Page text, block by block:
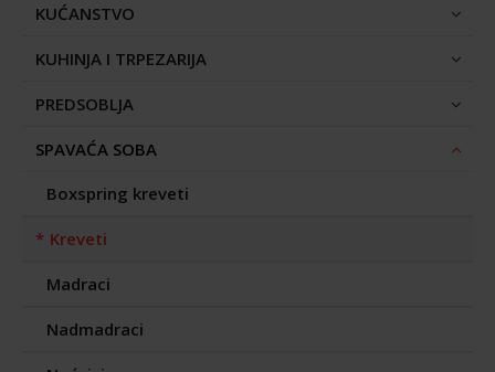
KUĆANSTVO
KUHINJA I TRPEZARIJA
PREDSOBLJA
SPAVAĆA SOBA
Boxspring kreveti
Kreveti
Madraci
Nadmadraci